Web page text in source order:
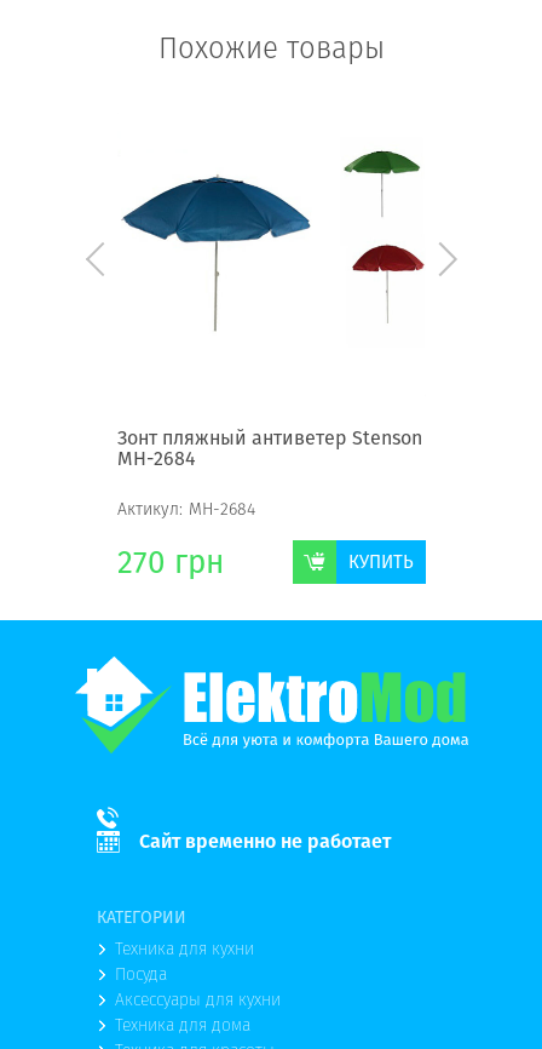
Похожие товары
Зонт пляжный антиветер Stenson
МН-2684
Актикул: МН-2684
270 грн КУПИТЬ
Сайт временно не работает
КАТЕГОРИИ
Техника для кухни
Посуда
Аксессуары для кухни
Техника для дома